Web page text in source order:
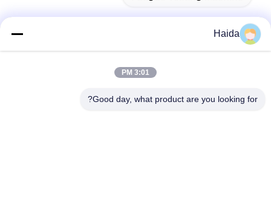
العنوان
Haida
3:01 PM
Good day, what product are you looking for?